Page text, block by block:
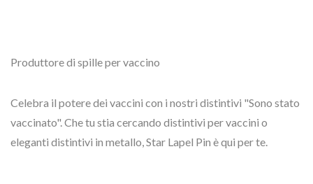
Produttore di spille per vaccino
Celebra il potere dei vaccini con i nostri distintivi "Sono stato
vaccinato". Che tu stia cercando distintivi per vaccini o
eleganti distintivi in metallo, Star Lapel Pin è qui per te.